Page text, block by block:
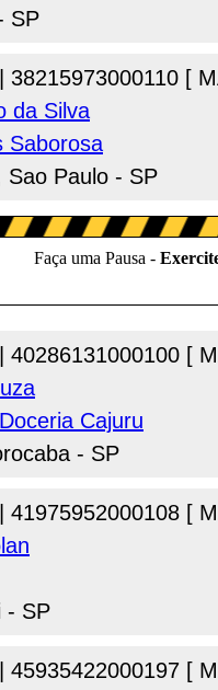
SP
| 38215973000110 [
da Silva
Saborosa
Sao Paulo - SP
| 40286131000100 [
Cajuru
- SP
| 41975952000108 [
- SP
| 45935422000197 [